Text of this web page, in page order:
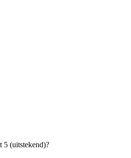
5 (uitstekend)?